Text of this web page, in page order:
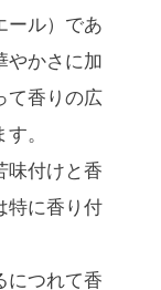
ール）であ
やかさに加
て香りの広
。
味付けと香
特に香り付
につれて香